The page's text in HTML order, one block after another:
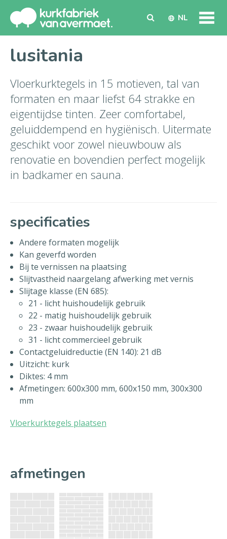
NL
lusitania
Vloerkurktegels in 15 motieven, tal van
formaten en maar liefst 64 strakke en
eigentijdse tinten. Zeer comfortabel,
geluiddempend en hygiënisch. Uitermate
geschikt voor zowel nieuwbouw als
renovatie en bovendien perfect mogelijk
in badkamer en sauna.
specificaties
Andere formaten mogelijk
Kan geverfd worden
Bij te vernissen na plaatsing
Slijtvastheid naargelang afwerking met vernis
Slijtage klasse (EN 685):
21 - licht huishoudelijk gebruik
22 - matig huishoudelijk gebruik
23 - zwaar huishoudelijk gebruik
31 - licht commercieel gebruik
Contactgeluidreductie (EN 140): 21 dB
Uitzicht: kurk
Diktes: 4 mm
Afmetingen: 600x300 mm, 600x150 mm, 300x300
mm
Vloerkurktegels plaatsen
afmetingen